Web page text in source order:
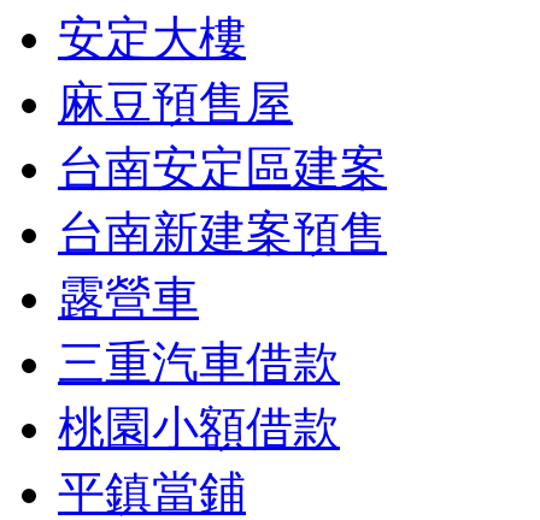
安定大樓
麻豆預售屋
台南安定區建案
台南新建案預售
露營車
三重汽車借款
桃園小額借款
平鎮當鋪